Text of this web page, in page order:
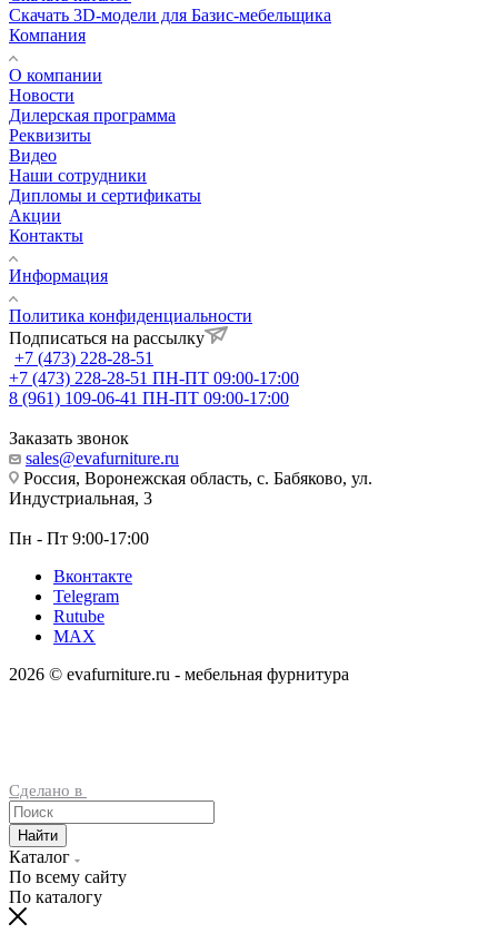
Скачать 3D-модели для Базис-мебельщика
Компания
О компании
Новости
Дилерская программа
Реквизиты
Видео
Наши сотрудники
Дипломы и сертификаты
Акции
Контакты
Информация
Политика конфиденциальности
Подписаться на рассылку
+7 (473) 228-28-51
+7 (473) 228-28-51 ПН-ПТ 09:00-17:00
8 (961) 109-06-41 ПН-ПТ 09:00-17:00
Заказать звонок
sales@evafurniture.ru
Россия, Воронежская область, с. Бабяково, ул.
Индустриальная, 3
Пн - Пт 9:00-17:00
Вконтакте
Telegram
Rutube
MAX
2026 © evafurniture.ru - мебельная фурнитура
Сделано в
Найти
Каталог
По всему сайту
По каталогу